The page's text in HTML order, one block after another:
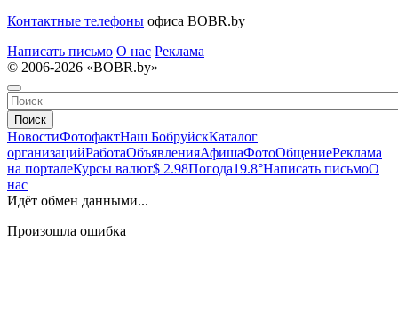
Контактные телефоны офиса BOBR.by
Написать письмо О нас Реклама
© 2006-2026 «BOBR.by»
Поиск
НовостиФотофактНаш БобруйскКаталог
организацийРаботаОбъявленияАфишаФотоОбщениеРеклама
на порталеКурсы валют$ 2.98Погода19.8°Написать письмоО
нас
Идёт обмен данными...
Произошла ошибка